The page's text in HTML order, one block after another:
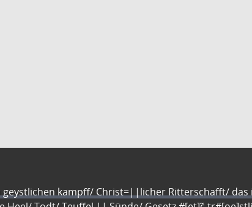
kampff/ Christ=||licher Ritterschafft/